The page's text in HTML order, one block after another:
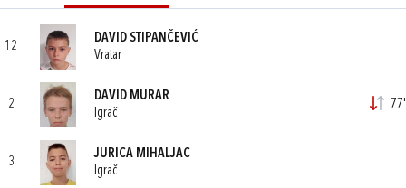
12
DAVID STIPANČEVIĆ
Vratar
2
DAVID MURAR
Igrač
77'
3
JURICA MIHALJAC
Igrač